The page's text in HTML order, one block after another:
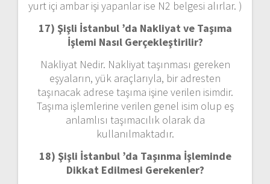
yurt içi ambar işi yapanlar ise N2 belgesi alırlar. )
17) Şişli İstanbul ’da Nakliyat ve Taşıma
İşlemi Nasıl Gerçekleştirilir?
Nakliyat Nedir. Nakliyat taşınması gereken
eşyaların, yük araçlarıyla, bir adresten
taşınacak adrese taşıma işine verilen isimdir.
Taşıma işlemlerine verilen genel isim olup eş
anlamlısı taşımacılık olarak da
kullanılmaktadır.
18) Şişli İstanbul ’da Taşınma İşleminde
Dikkat Edilmesi Gerekenler?